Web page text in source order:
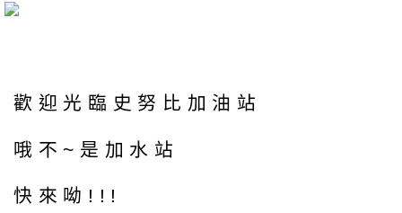
歡迎光臨史努比加油站
哦不~是加水站
快來呦!!!